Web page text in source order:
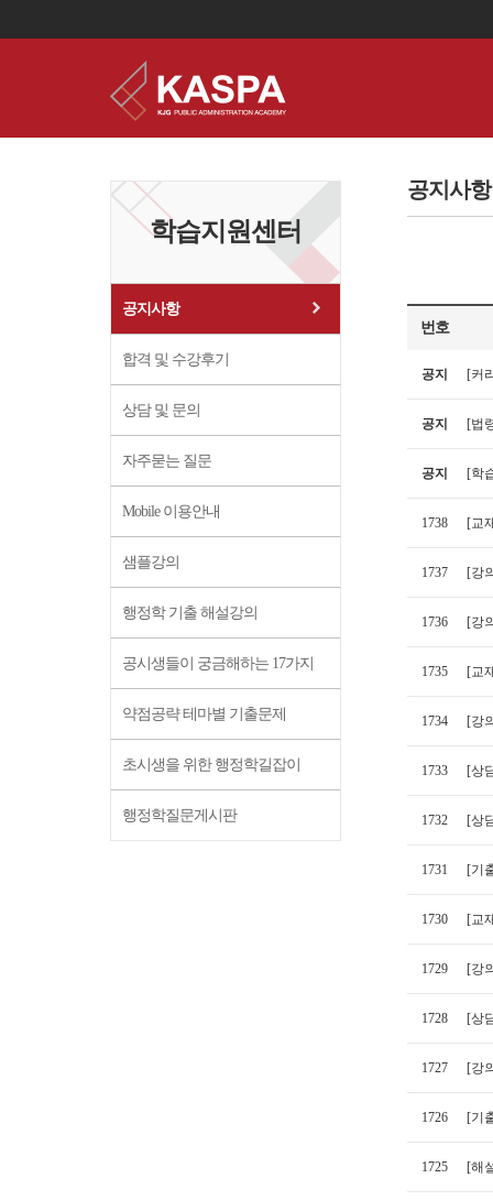
학습지원센터
공지사항
합격 및 수강후기
상담 및 문의
자주묻는 질문
Mobile 이용안내
샘플강의
행정학 기출 해설강의
공시생들이 궁금해하는 17가지
약점공략 테마별 기출문제
초시생을 위한 행정학길잡이
행정학질문게시판
공지사항
번호
공지 [커
공지 [법
공지 [학
1738 [교
1737 [강
1736 [강
1735 [교
1734 [강
1733 [상
1732 [상
1731 [기
1730 [교
1729 [강
1728 [상
1727 [강
1726 [기
1725 [해